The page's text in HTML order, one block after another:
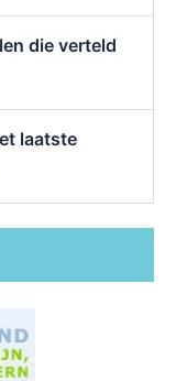
die verteld
laatste